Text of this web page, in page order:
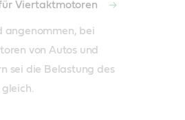
Viertaktmotoren
angenommen, bei
von Autos und
sei die Belastung des